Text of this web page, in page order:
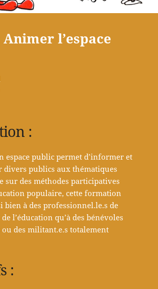
Animer l’espace
:
espace public permet d’informer et
divers publics aux thématiques
sur des méthodes participatives
populaire, cette formation
bien à des professionnel.le.s de
l’éducation qu’à des bénévoles
ou des militant.e.s totalement
: